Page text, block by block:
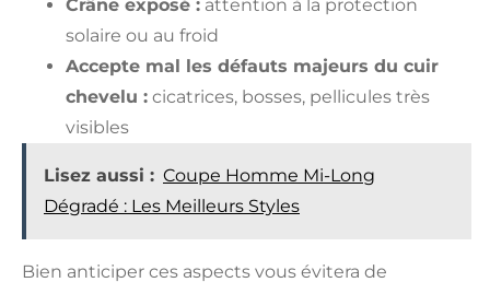
Crâne exposé : attention à la protection
solaire ou au froid
Accepte mal les défauts majeurs du cuir
chevelu : cicatrices, bosses, pellicules très
visibles
Lisez aussi : Coupe Homme Mi-Long
Dégradé : Les Meilleurs Styles
Bien anticiper ces aspects vous évitera de